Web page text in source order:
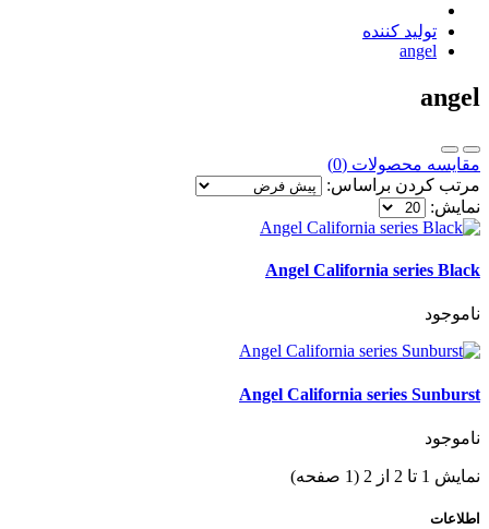
تولید کننده
angel
angel
مقایسه محصولات (0)
مرتب کردن براساس:
نمایش:
Angel California series Black
ناموجود
Angel California series Sunburst
ناموجود
نمایش 1 تا 2 از 2 (1 صفحه)
اطلاعات